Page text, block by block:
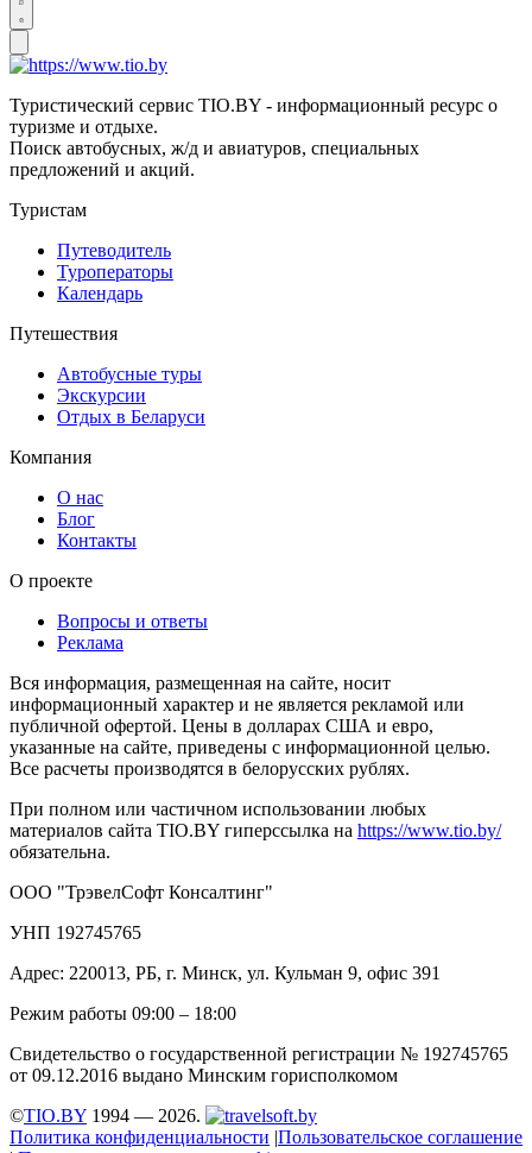
Туристический сервис TIO.BY - информационный ресурс о
туризме и отдыхе.
Поиск автобусных, ж/д и авиатуров, специальных
предложений и акций.
Туристам
Путеводитель
Туроператоры
Календарь
Путешествия
Автобусные туры
Экскурсии
Отдых в Беларуси
Компания
О нас
Блог
Контакты
О проекте
Вопросы и ответы
Реклама
Вся информация, размещенная на сайте, носит
информационный характер и не является рекламой или
публичной офертой. Цены в долларах США и евро,
указанные на сайте, приведены с информационной целью.
Все расчеты производятся в белорусских рублях.
При полном или частичном использовании любых
материалов сайта TIO.BY гиперссылка на https://www.tio.by/
обязательна.
ООО "ТрэвелСофт Консалтинг"
УНП 192745765
Адрес: 220013, РБ, г. Минск, ул. Кульман 9, офис 391
Режим работы 09:00 – 18:00
Свидетельство о государственной регистрации № 192745765
от 09.12.2016 выдано Минским горисполкомом
©TIO.BY 1994 — 2026.
Политика конфиденциальности |Пользовательское соглашение